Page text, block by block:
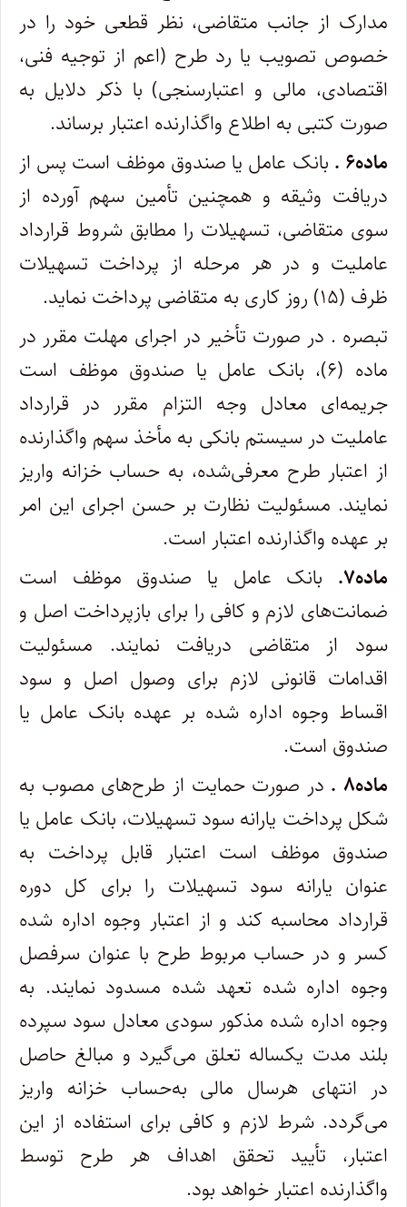
مدارک از جانب متقاضی، نظر قطعی خود را در
خصوص تصویب یا رد طرح (اعم از توجیه فنی،
اقتصادی، مالی و اعتبار‌سنجی) با ذکر دلایل به‌
صورت کتبی به اطلاع واگذارنده اعتبار برساند.
ماده۶ .
بانک عامل یا صندوق موظف است پس از
دریافت وثیقه و همچنین تأمین سهم آورده از
سوی متقاضی، تسهیلات را مطابق شروط قرارداد
عاملیت و در هر مرحله از پرداخت تسهیلات
ظرف (۱۵) روز کاری به متقاضی پرداخت نماید.
تبصره . در صورت تأخیر در اجرای مهلت‌ مقرر در
ماده (۶)، بانک عامل یا صندوق موظف است
جریمه‌ای معادل وجه التزام مقرر در قرارداد
عاملیت در سیستم بانکی به مأخذ سهم واگذارنده
از اعتبار طرح معرفی‌شده، به ‌حساب خزانه واریز
نمایند. مسئولیت نظارت بر حسن اجرای این امر
بر عهده واگذارنده اعتبار است.
ماده۷.
بانک عامل یا صندوق موظف است
ضمانت‌های لازم و کافی را برای بازپرداخت اصل و
سود از متقاضی دریافت نمایند. مسئولیت
اقدامات قانونی لازم برای وصول اصل و سود
اقساط وجوه اداره شده بر عهده بانک عامل یا
صندوق است.
ماده۸ .
در صورت حمایت از طرح‌های مصوب به
شکل پرداخت یارانه سود تسهیلات، بانک عامل یا
صندوق موظف است اعتبار قابل پرداخت به
‌عنوان یارانه سود تسهیلات را برای کل دوره
قرارداد محاسبه کند و از اعتبار وجوه اداره شده
کسر و در حساب مربوط طرح با عنوان سرفصل
وجوه اداره شده تعهد شده مسدود نمایند. به
وجوه اداره شده مذکور سودی معادل سود سپرده
بلند مدت یکساله تعلق می‌گیرد و مبالغ حاصل
در انتهای هرسال مالی به‌حساب خزانه واریز
می‌گردد. شرط لازم و کافی برای استفاده از این
اعتبار، تأیید تحقق اهداف هر طرح توسط
واگذارنده اعتبار خواهد بود.